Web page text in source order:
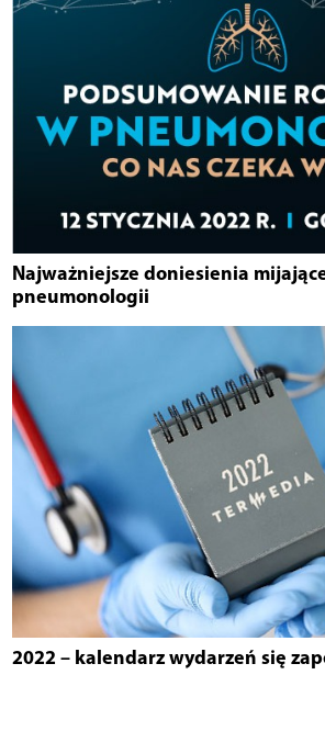
Najważniejsze doniesienia
pneumonologii
2022 – kalendarz wydarzeń się